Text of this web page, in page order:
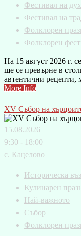
Фестивал на
Фестивал на
Фолклорен
Фолклорен
На 15 август 2026 г.
ще се превърне в
автентични рецепти,
More Info
XV Събор на
15.08.2026
9:30 - 18:00
с. Кацелово
Историческа
Кулинарен
Най-важното
Събор
Фолклорен